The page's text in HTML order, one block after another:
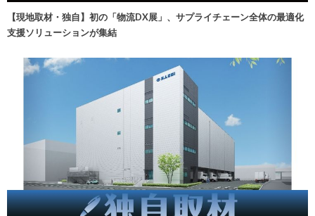
【現地取材・独自】初の「物流DX展」、サプライチェーン全体の最適化
支援ソリューションが集結